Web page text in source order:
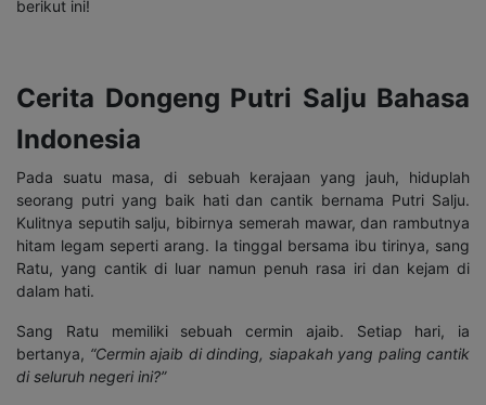
berikut ini!
Cerita Dongeng Putri Salju Bahasa
Indonesia
Pada suatu masa, di sebuah kerajaan yang jauh, hiduplah
seorang putri yang baik hati dan cantik bernama Putri Salju.
Kulitnya seputih salju, bibirnya semerah mawar, dan rambutnya
hitam legam seperti arang. Ia tinggal bersama ibu tirinya, sang
Ratu, yang cantik di luar namun penuh rasa iri dan kejam di
dalam hati.
Sang Ratu memiliki sebuah cermin ajaib. Setiap hari, ia
bertanya, “Cermin ajaib di dinding, siapakah yang paling cantik
di seluruh negeri ini?”